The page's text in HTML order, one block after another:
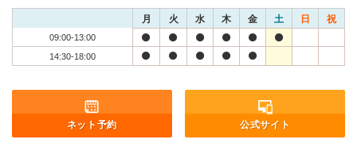
月 火 水 木 金 土 日 祝
09:00-13:00
14:30-18:00
ネット予約 公式サイト